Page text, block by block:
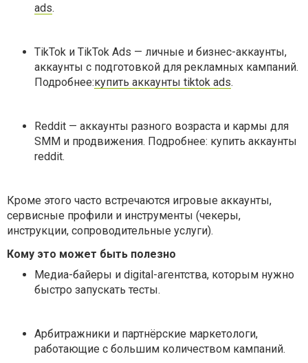
ads.
TikTok и TikTok Ads — личные и бизнес-аккаунты,
аккаунты с подготовкой для рекламных кампаний.
Подробнее:купить аккаунты tiktok ads.
Reddit — аккаунты разного возраста и кармы для
SMM и продвижения. Подробнее: купить аккаунты
reddit.
Кроме этого часто встречаются игровые аккаунты,
сервисные профили и инструменты (чекеры,
инструкции, сопроводительные услуги).
Кому это может быть полезно
Медиа-байеры и digital-агентства, которым нужно
быстро запускать тесты.
Арбитражники и партнёрские маркетологи,
работающие с большим количеством кампаний.